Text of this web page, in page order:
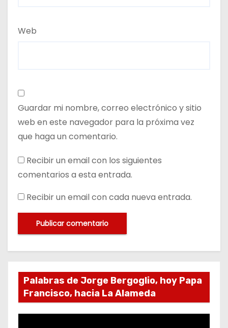
Web
Guardar mi nombre, correo electrónico y sitio
web en este navegador para la próxima vez
que haga un comentario.
Recibir un email con los siguientes
comentarios a esta entrada.
Recibir un email con cada nueva entrada.
Palabras de Jorge Bergoglio, hoy Papa
Francisco, hacia La Alameda